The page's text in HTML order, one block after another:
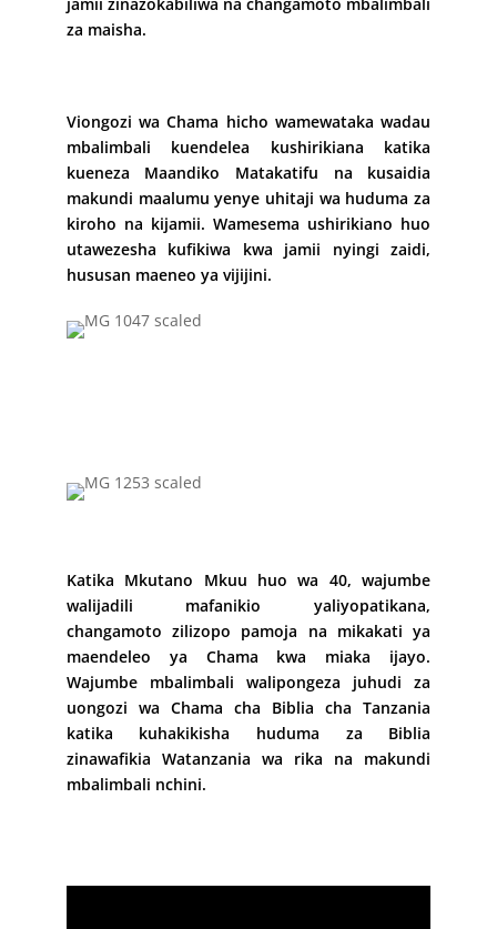
za maisha.
Viongozi wa Chama hicho wamewataka wadau
mbalimbali kuendelea kushirikiana katika
kueneza Maandiko Matakatifu na kusaidia
makundi maalumu yenye uhitaji wa huduma za
kiroho na kijamii. Wamesema ushirikiano huo
utawezesha kufikiwa kwa jamii nyingi zaidi,
hususan maeneo ya vijijini.
Katika Mkutano Mkuu huo wa 40, wajumbe
walijadili mafanikio yaliyopatikana,
changamoto zilizopo pamoja na mikakati ya
maendeleo ya Chama kwa miaka ijayo.
Wajumbe mbalimbali walipongeza juhudi za
uongozi wa Chama cha Biblia cha Tanzania
katika kuhakikisha huduma za Biblia
zinawafikia Watanzania wa rika na makundi
mbalimbali nchini.